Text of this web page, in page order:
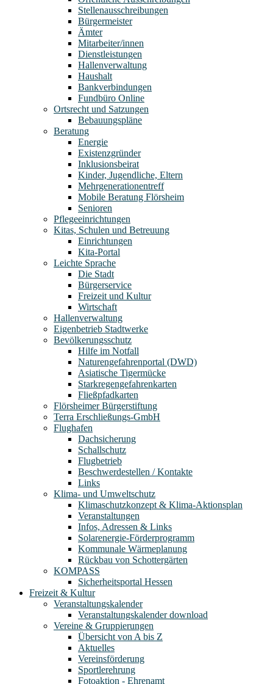
Stellenausschreibungen
Bürgermeister
Ämter
Mitarbeiter/innen
Dienstleistungen
Hallenverwaltung
Haushalt
Bankverbindungen
Fundbüro Online
Ortsrecht und Satzungen
Bebauungspläne
Beratung
Energie
Existenzgründer
Inklusionsbeirat
Kinder, Jugendliche, Eltern
Mehrgenerationentreff
Mobile Beratung Flörsheim
Senioren
Pflegeeinrichtungen
Kitas, Schulen und Betreuung
Einrichtungen
Kita-Portal
Leichte Sprache
Die Stadt
Bürgerservice
Freizeit und Kultur
Wirtschaft
Hallenverwaltung
Eigenbetrieb Stadtwerke
Bevölkerungsschutz
Hilfe im Notfall
Naturengefahrenportal (DWD)
Asiatische Tigermücke
Starkregengefahrenkarten
Fließpfadkarten
Flörsheimer Bürgerstiftung
Terra Erschließungs-GmbH
Flughafen
Dachsicherung
Schallschutz
Flugbetrieb
Beschwerdestellen / Kontakte
Links
Klima- und Umweltschutz
Klimaschutzkonzept & Klima-Aktionsplan
Veranstaltungen
Infos, Adressen & Links
Solarenergie-Förderprogramm
Kommunale Wärmeplanung
Rückbau von Schottergärten
KOMPASS
Sicherheitsportal Hessen
Freizeit & Kultur
Veranstaltungskalender
Veranstaltungskalender download
Vereine & Gruppierungen
Übersicht von A bis Z
Aktuelles
Vereinsförderung
Sportlerehrung
Fotoaktion - Ehrenamt